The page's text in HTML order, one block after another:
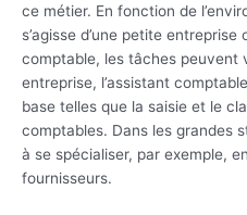
ce métier. En fonction de
s’agisse d’une petite entreprise
comptable, les tâches peuvent
entreprise, l’assistant
base telles que la saisie et le
comptables. Dans les grandes
à se spécialiser, par exemple,
fournisseurs.